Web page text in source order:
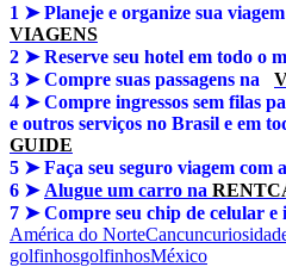
1 ➤Planeje e organize sua
VIAGENS
2 ➤ Reserve seu hotel em todo o
3 ➤Compre suas passagens na
4 ➤Compre ingressos sem filas
e outros serviços no Brasil e em
GUIDE
5 ➤Faça seu seguro viagem com a
6 ➤ Alugue um carro na
7 ➤Compre seu chip de celular e
América do NorteCancun
golfinhosgolfinhosMéxico